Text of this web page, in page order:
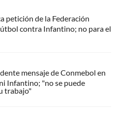
petición de la Federación
contra Infantino; no para el
mensaje de Conmebol en
Infantino; "no se puede
trabajo"